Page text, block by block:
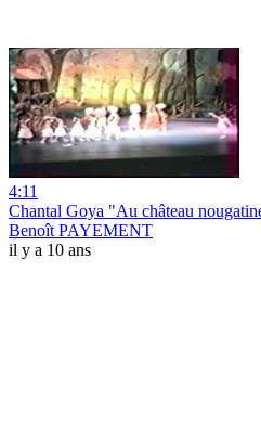
4:11
Chantal Goya "Au château
Benoît PAYEMENT
il y a 10 ans